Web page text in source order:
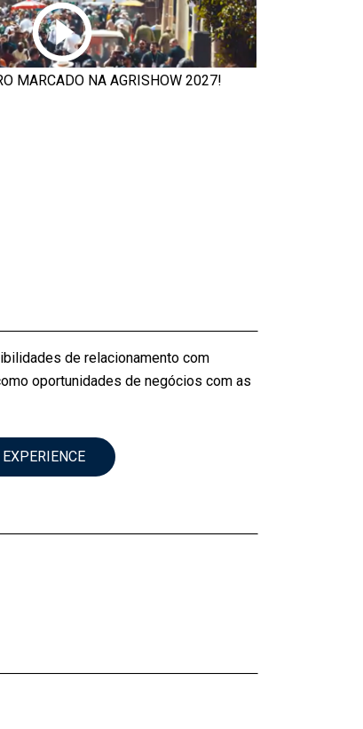
MARCADO NA AGRISHOW 2027!
de relacionamento com
oportunidades de negócios com as